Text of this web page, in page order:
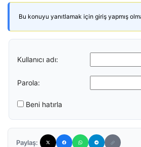
Bu konuyu yanıtlamak için giriş yapmış
Kullanıcı adı:
Parola:
Beni hatırla
Paylaş: